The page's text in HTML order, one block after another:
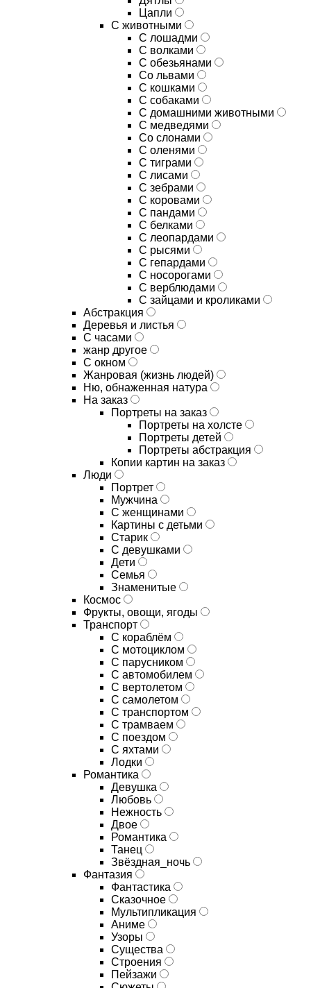
Цапли
С животными
С лошадми
С волками
С обезьянами
Со львами
С кошками
С собаками
С домашними животными
С медведями
Со слонами
С оленями
С тиграми
С лисами
С зебрами
С коровами
С пандами
С белками
С леопардами
С рысями
С гепардами
С носорогами
С верблюдами
С зайцами и кроликами
Абстракция
Деревья и листья
С часами
жанр другое
С окном
Жанровая (жизнь людей)
Ню, обнаженная натура
На заказ
Портреты на заказ
Портреты на холсте
Портреты детей
Портреты абстракция
Копии картин на заказ
Люди
Портрет
Мужчина
С женщинами
Картины с детьми
Старик
С девушками
Дети
Семья
Знаменитые
Космос
Фрукты, овощи, ягоды
Транспорт
С кораблём
С мотоциклом
С парусником
С автомобилем
С вертолетом
С самолетом
С транспортом
С трамваем
С поездом
С яхтами
Лодки
Романтика
Девушка
Любовь
Нежность
Двое
Романтика
Танец
Звёздная_ночь
Фантазия
Фантастика
Сказочное
Мультипликация
Аниме
Узоры
Существа
Строения
Пейзажи